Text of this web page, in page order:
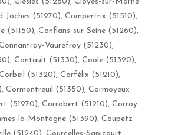
Joches (51270), Compertrix (51510),
(51150), Conflans-sur-Seine (51260),
Vaurefroy (51230),
Contault (51330), Coole (51320),
(51320), Corfélix (51210),
Cormontreuil (51350), Cormoyeux
(51270), Corrobert (51210), Corroy
la-Montagne (51390), Coupetz